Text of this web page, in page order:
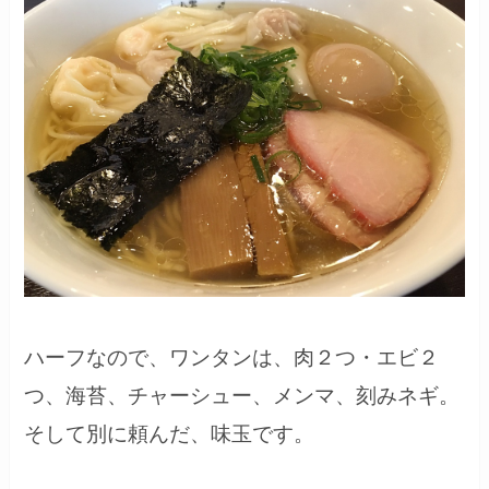
ハーフなので、ワンタンは、肉２つ・エビ２
つ、海苔、チャーシュー、メンマ、刻みネギ。
そして別に頼んだ、味玉です。